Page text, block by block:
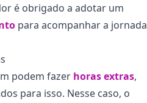
é obrigado a adotar um
para acompanhar a jornada
podem fazer horas extras,
para isso. Nesse caso, o